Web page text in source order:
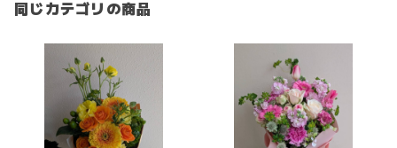
同じカテゴリの商品